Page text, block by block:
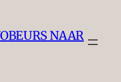
NAAR